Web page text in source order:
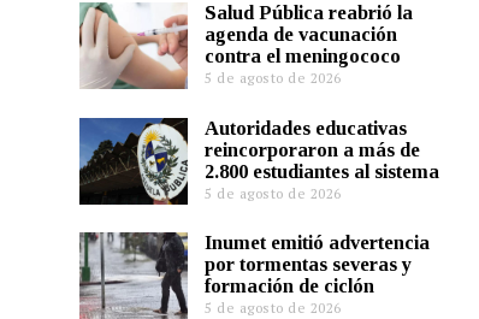
Salud Pública reabrió la
agenda de vacunación
contra el meningococo
5 de agosto de 2026
Autoridades educativas
reincorporaron a más de
2.800 estudiantes al sistema
5 de agosto de 2026
Inumet emitió advertencia
por tormentas severas y
formación de ciclón
5 de agosto de 2026